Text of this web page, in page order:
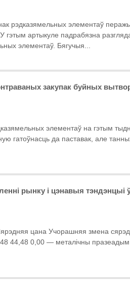
рэдказямельных элементаў
гэтым артыкуле падрабязна
элементаў. Бягучыя...
закупак буйных
элементаў на гэтым
гатоўнасць да паставак, але
рынку і цэнавыя
цана Учорашняя змена
44,48 0,00 — металічны